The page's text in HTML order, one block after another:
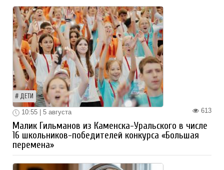
ДЕТИ
613
10:55 | 5 августа
Малик Гильманов из Каменска-Уральского в числе
16 школьников-победителей конкурса «Большая
перемена»